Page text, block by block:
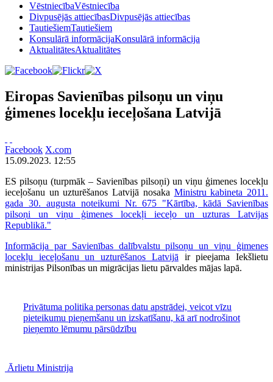
VēstniecībaVēstniecība
Divpusējās attiecībasDivpusējās attiecības
TautiešiemTautiešiem
Konsulārā informācijaKonsulārā informācija
AktualitātesAktualitātes
Eiropas Savienības pilsoņu un viņu
ģimenes locekļu ieceļošana Latvijā
Facebook X.com
15.09.2023. 12:55
ES pilsoņu (turpmāk – Savienības pilsoņi) un viņu ģimenes locekļu
ieceļošanu un uzturēšanos Latvijā nosaka Ministru kabineta 2011.
gada 30. augusta noteikumi Nr. 675 "Kārtība, kādā Savienības
pilsoņi un viņu ģimenes locekļi ieceļo un uzturas Latvijas
Republikā."
Informācija par Savienības dalībvalstu pilsoņu un viņu ģimenes
locekļu ieceļošanu un uzturēšanos Latvijā ir pieejama Iekšlietu
ministrijas Pilsonības un migrācijas lietu pārvaldes mājas lapā.
Privātuma politika personas datu apstrādei, veicot vīzu
pieteikumu pieņemšanu un izskatīšanu, kā arī nodrošinot
pieņemto lēmumu pārsūdzību
Ārlietu Ministrija